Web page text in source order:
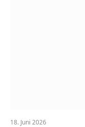
18. Juni 2026